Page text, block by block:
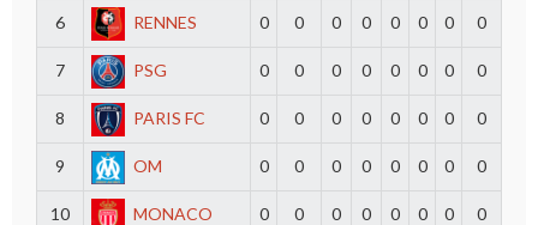
6 RENNES 0 0 0 0 0 0 0 0
7 PSG 0 0 0 0 0 0 0 0
8 PARIS FC 0 0 0 0 0 0 0 0
9 OM 0 0 0 0 0 0 0 0
10 MONACO 0 0 0 0 0 0 0 0